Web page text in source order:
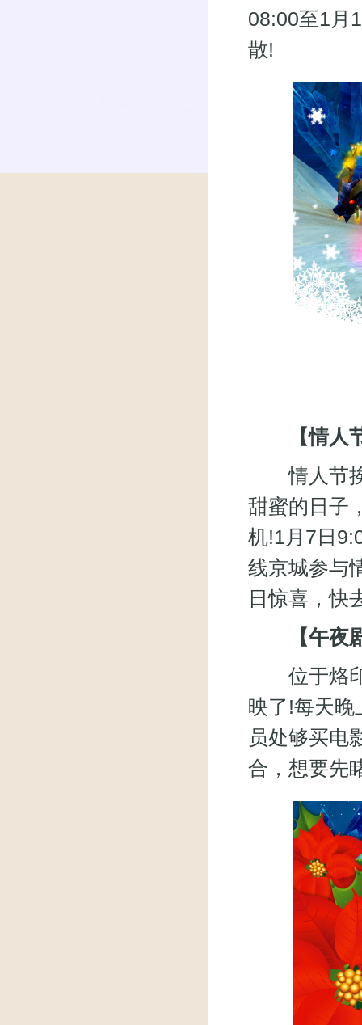
08:00至1月
散!
【情人
情人节挨
甜蜜的日子
机!1月7日
线京城参与
日惊喜，快
【午
位于烙印
映了!每天
员处够买电
合，想要先